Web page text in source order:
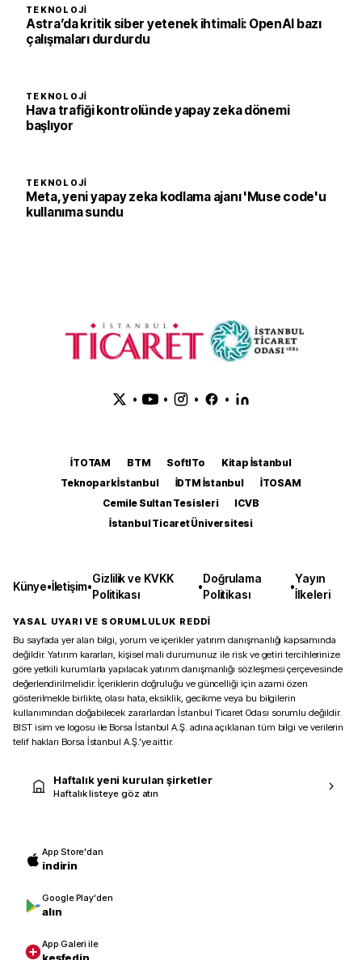
TEKNOLOJI
Astra’da kritik siber yetenek ihtimali: OpenAI bazı
çalışmaları durdurdu
TEKNOLOJI
Hava trafiği kontrolünde yapay zeka dönemi
başlıyor
TEKNOLOJI
Meta, yeni yapay zeka kodlama ajanı 'Muse code'u
kullanıma sundu
• • • •
İTOTAM BTM SoftITo
Kitap İstanbul
Teknopark İstanbul
İDTM İstanbul
İTOSAM
Cemile Sultan Tesisleri
ICVB
İstanbul Ticaret Üniversitesi
Künye•İletişim•
Gizlilik ve KVKK
Politikası
•
Doğrulama
Politikası
•
Yayın
İlkeleri
YASAL UYARI VE SORUMLULUK REDDİ
Bu sayfada yer alan bilgi, yorum ve içerikler yatırım danışmanlığı kapsamında
değildir. Yatırım kararları, kişisel mali durumunuz ile risk ve getiri tercihlerinize
göre yetkili kurumlarla yapılacak yatırım danışmanlığı sözleşmesi çerçevesinde
değerlendirilmelidir. İçeriklerin doğruluğu ve güncelliği için azami özen
gösterilmekle birlikte, olası hata, eksiklik, gecikme veya bu bilgilerin
kullanımından doğabilecek zararlardan İstanbul Ticaret Odası sorumlu değildir.
BIST isim ve logosu ile Borsa İstanbul A.Ş. adına açıklanan tüm bilgi ve verilerin
telif hakları Borsa İstanbul A.Ş.’ye aittir.
Haftalık yeni kurulan şirketler
Haftalık listeye göz atın
App Store'dan
indirin
Google Play'den
alın
App Galeri ile